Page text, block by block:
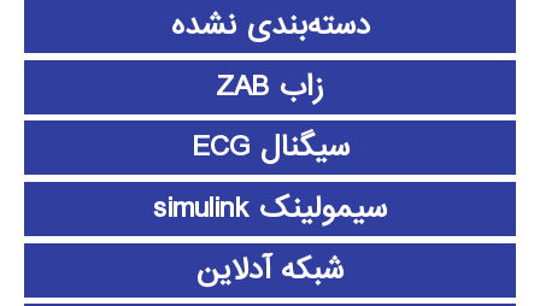
دسته‌بندی نشده
زاب ZAB
سیگنال ECG
سیمولینک simulink
شبکه آدلاین